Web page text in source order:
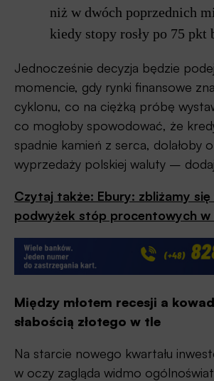
niż w dwóch poprzednich
kiedy stopy rosły po 75 pkt
Jednocześnie decyzja będzie
momencie, gdy rynki finansowe
cyklonu, co na ciężką próbę
co mogłoby spowodować, że
spadnie kamień z serca, dolałoby
wyprzedaży polskiej waluty –
Czytaj także: Ebury: zbliżamy
podwyżek stóp procentowych w
Między młotem recesji a
słabością złotego w tle
Na starcie nowego kwartału
w oczy zagląda widmo